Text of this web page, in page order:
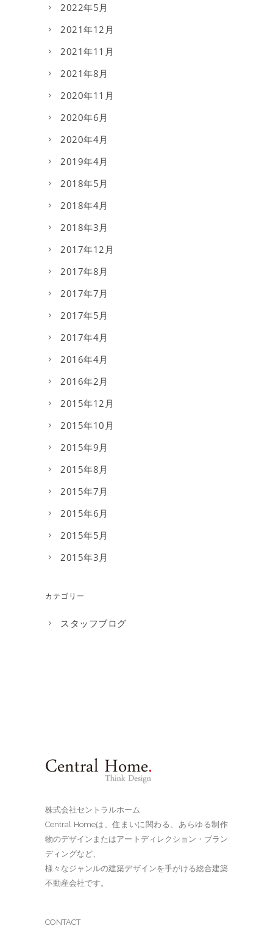
2022年5月
2021年12月
2021年11月
2021年8月
2020年11月
2020年6月
2020年4月
2019年4月
2018年5月
2018年4月
2018年3月
2017年12月
2017年8月
2017年7月
2017年5月
2017年4月
2016年4月
2016年2月
2015年12月
2015年10月
2015年9月
2015年8月
2015年7月
2015年6月
2015年5月
2015年3月
カテゴリー
スタッフブログ
株式会社セントラルホーム
Central Homeは、住まいに関わる、あらゆる制作
物のデザインまたはアートディレクション・ブラン
ディングなど、
様々なジャンルの建築デザインを手がける総合建築
不動産会社です。
CONTACT